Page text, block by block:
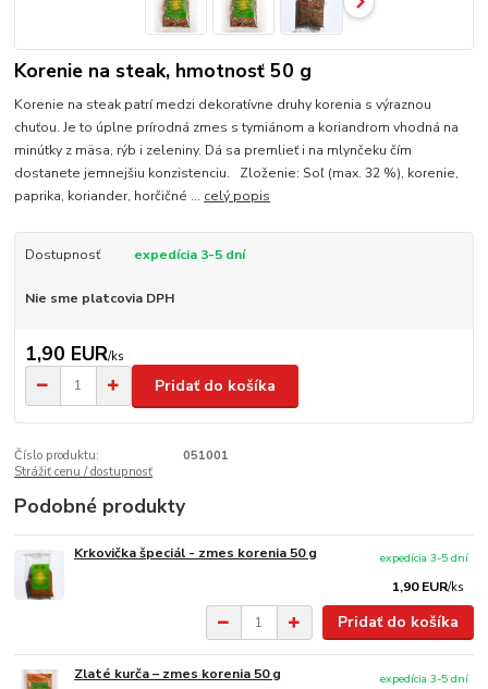
Korenie na steak, hmotnosť 50 g
Korenie na steak patrí medzi dekoratívne druhy korenia s výraznou
chuťou. Je to úplne prírodná zmes s tymiánom a koriandrom vhodná na
minútky z mäsa, rýb i zeleniny. Dá sa premlieť i na mlynčeku čím
dostanete jemnejšiu konzistenciu. Zloženie: Soľ (max. 32 %), korenie,
paprika, koriander, horčičné ... celý popis
Dostupnosť expedícia 3-5 dní
Nie sme platcovia DPH
1,90 EUR/ks
Pridať do košíka
Číslo produktu:
051001
Strážiť cenu / dostupnosť
Podobné produkty
Krkovička špeciál - zmes korenia 50 g
1,90 EUR/ks
expedícia 3-5 dní
Pridať do košíka
Zlaté kurča – zmes korenia 50 g
expedícia 3-5 dní